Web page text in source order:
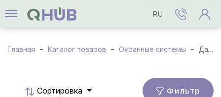
RU
Главная Каталог товаров Охранные системы Датчики и детекторы
Cортировка Фильтр